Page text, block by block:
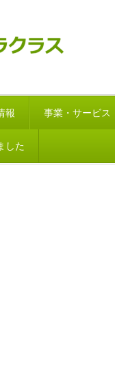
報 事業・サービス
した